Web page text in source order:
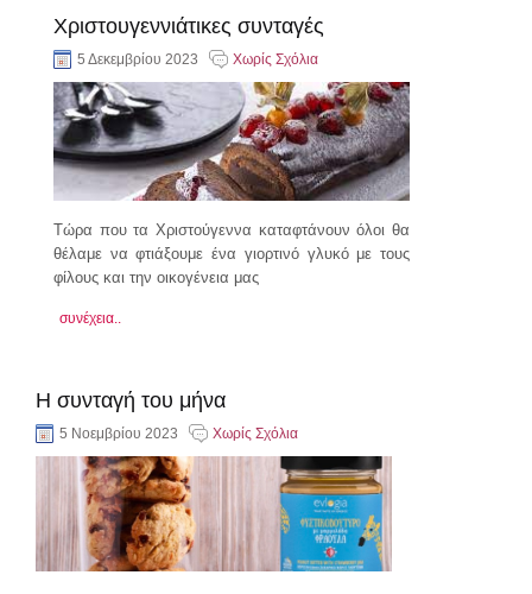
Χριστουγεννιάτικες συνταγές
5 Δεκεμβρίου 2023 Χωρίς Σχόλια
Τώρα που τα Χριστούγεννα καταφτάνουν όλοι θα
θέλαμε να φτιάξουμε ένα γιορτινό γλυκό με τους
φίλους και την οικογένεια μας
συνέχεια..
Η συνταγή του μήνα
5 Νοεμβρίου 2023 Χωρίς Σχόλια